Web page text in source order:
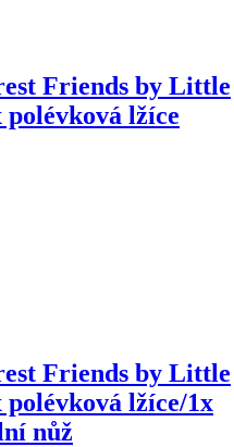
Friends by Little
polévková lžíce
Friends by Little
polévková lžíce/1x
nůž